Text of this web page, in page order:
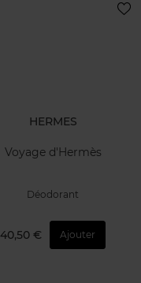
HERMES
Voyage d'Hermès
Déodorant
40,50 € Ajouter